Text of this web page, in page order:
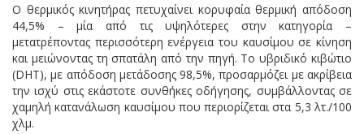
O θερμικός κινητήρας πετυχαίνει κορυφαία θερμική απόδοση
44,5% – μία από τις υψηλότερες στην κατηγορία –
μετατρέποντας περισσότερη ενέργεια του καυσίμου σε κίνηση
και μειώνοντας τη σπατάλη από την πηγή. Το υβριδικό κιβώτιο
(DHT), με απόδοση μετάδοσης 98,5%, προσαρμόζει με ακρίβεια
την ισχύ στις εκάστοτε συνθήκες οδήγησης, συμβάλλοντας σε
χαμηλή κατανάλωση καυσίμου που περιορίζεται στα 5,3 λτ./100
χλμ.